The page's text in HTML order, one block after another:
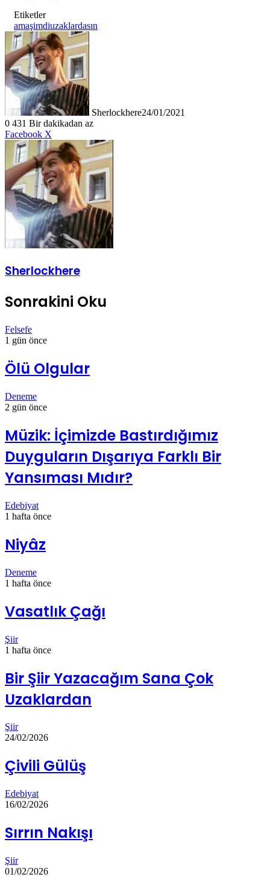
Etiketler
amaşimdiuzaklardasın
Sherlockhere24/01/2021
0 431 Bir dakikadan az
Facebook X
Posta
ile
paylaş
Sherlockhere
Sonrakini Oku
Felsefe
1 gün önce
Ölü Olgular
Deneme
2 gün önce
Müzik: İçimizde Bastırdığımız
Duyguların Dışarıya Farklı Bir
Yansıması Mıdır?
Edebiyat
1 hafta önce
Niyâz
Deneme
1 hafta önce
Vasatlık Çağı
Şiir
1 hafta önce
Bir Şiir Yazacağım Sana Çok
Uzaklardan
Şiir
24/02/2026
Çivili Gülüş
Edebiyat
16/02/2026
Sırrın Nakışı
Şiir
01/02/2026